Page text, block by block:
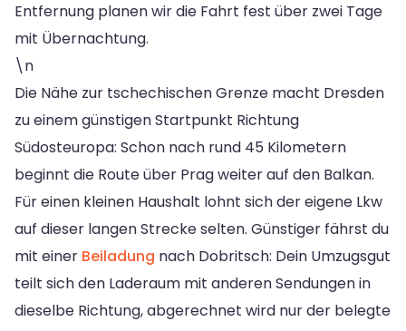
Entfernung planen wir die Fahrt fest über zwei Tage
mit Übernachtung.
\n
Die Nähe zur tschechischen Grenze macht Dresden
zu einem günstigen Startpunkt Richtung
Südosteuropa: Schon nach rund 45 Kilometern
beginnt die Route über Prag weiter auf den Balkan.
Für einen kleinen Haushalt lohnt sich der eigene Lkw
auf dieser langen Strecke selten. Günstiger fährst du
mit einer Beiladung nach Dobritsch: Dein Umzugsgut
teilt sich den Laderaum mit anderen Sendungen in
dieselbe Richtung, abgerechnet wird nur der belegte